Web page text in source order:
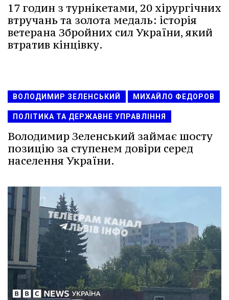
17 годин з турнікетами, 20 хірургічних
втручань та золота медаль: історія
ветерана Збройних сил України, який
втратив кінцівку.
ВОЛОДИМИР ЗЕЛЕНСЬКИЙ МИХАЙЛО ФЕДОРОВ
ПОЛІТИКА ТА ДЕРЖАВНЕ УПРАВЛІННЯ
Володимир Зеленський займає шосту
позицію за ступенем довіри серед
населення України.